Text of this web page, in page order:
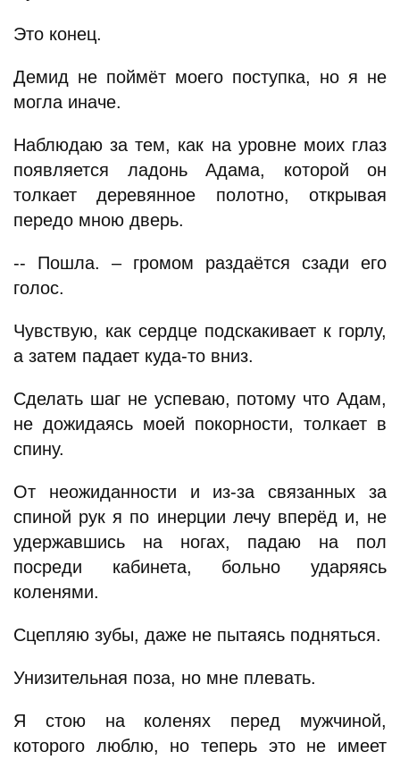
Это конец.
Демид не поймёт моего поступка, но я не
могла иначе.
Наблюдаю за тем, как на уровне моих глаз
появляется ладонь Адама, которой он
толкает деревянное полотно, открывая
передо мною дверь.
-- Пошла. – громом раздаётся сзади его
голос.
Чувствую, как сердце подскакивает к горлу,
а затем падает куда-то вниз.
Сделать шаг не успеваю, потому что Адам,
не дожидаясь моей покорности, толкает в
спину.
От неожиданности и из-за связанных за
спиной рук я по инерции лечу вперёд и, не
удержавшись на ногах, падаю на пол
посреди кабинета, больно ударяясь
коленями.
Сцепляю зубы, даже не пытаясь подняться.
Унизительная поза, но мне плевать.
Я стою на коленях перед мужчиной,
которого люблю, но теперь это не имеет